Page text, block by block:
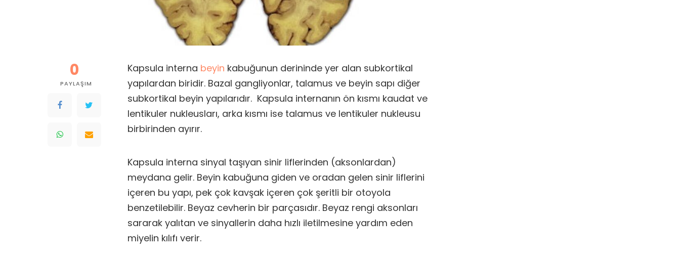
0
PAYLAŞIM
Kapsula interna beyin kabuğunun derininde yer alan subkortikal
yapılardan biridir. Bazal gangliyonlar, talamus ve beyin sapı diğer
subkortikal beyin yapılarıdır. Kapsula internanın ön kısmı kaudat ve
lentikuler nukleusları, arka kısmı ise talamus ve lentikuler nukleusu
birbirinden ayırır.
Kapsula interna sinyal taşıyan sinir liflerinden (aksonlardan)
meydana gelir. Beyin kabuğuna giden ve oradan gelen sinir liflerini
içeren bu yapı, pek çok kavşak içeren çok şeritli bir otoyola
benzetilebilir. Beyaz cevherin bir parçasıdır. Beyaz rengi aksonları
sararak yalıtan ve sinyallerin daha hızlı iletilmesine yardım eden
miyelin kılıfı verir.